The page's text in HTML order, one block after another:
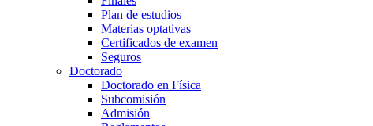
Plan de estudios
Materias optativas
Certificados de examen
Seguros
Doctorado
Doctorado en Física
Subcomisión
Admisión